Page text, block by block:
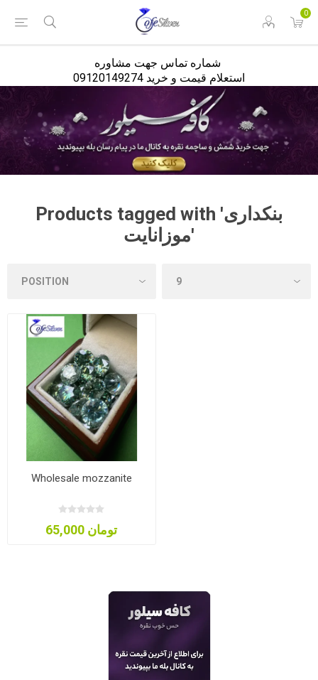
0
استعلام قیمت و خرید 09120149274
Products tagged with 'بنکداری
موزانایت'
Wholesale mozzanite
65,000 تومان